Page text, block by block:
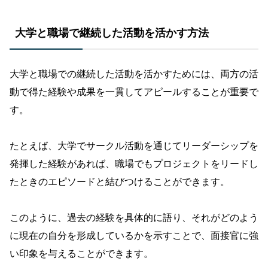
大学と職場で継続した活動を活かす方法
大学と職場での継続した活動を活かすためには、両方の活
動で得た経験や成果を一貫してアピールすることが重要で
す。
たとえば、大学でサークル活動を通じてリーダーシップを
発揮した経験があれば、職場でもプロジェクトをリードし
たときのエピソードと結びつけることができます。
このように、過去の経験を具体的に語り、それがどのよう
に現在の自分を形成しているかを示すことで、面接官に強
い印象を与えることができます。